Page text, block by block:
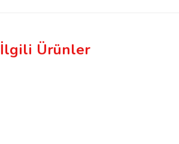
İlgili Ürünler